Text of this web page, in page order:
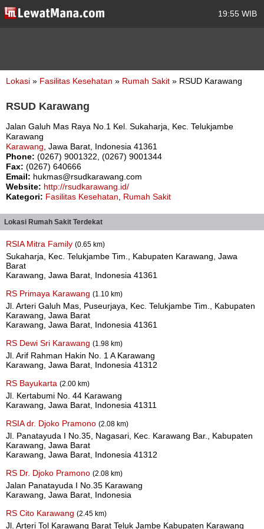
19:55 WIB
Lokasi » Fasilitas Kesehatan » Rumah Sakit » RSUD Karawang
RSUD Karawang
Jalan Galuh Mas Raya No.1 Kel. Sukaharja, Kec. Telukjambe
Karawang
Karawang , Jawa Barat, Indonesia 41361
Phone: (0267) 9001322, (0267) 9001344
Fax: (0267) 640666
Email: hukmas@rsudkarawang.com
Website: http://rsudkarawang.id/
Kategori: Fasilitas Kesehatan Rumah Sakit
Lokasi Rumah Sakit Terdekat
RSIA Mitra Family (0.65 km)
Sukaharja, Kec. Telukjambe Tim., Kabupaten Karawang, Jawa
Barat
Karawang, Jawa Barat, Indonesia 41361
RS Primaya Karawang (1.10 km)
Jl. Arteri Galuh Mas, Puseurjaya, Kec. Telukjambe Tim., Kabupaten
Karawang, Jawa Barat
Karawang, Jawa Barat, Indonesia 41361
RS Dewi Sri Karawang (1.98 km)
Jl. Arif Rahman Hakin No. 1 A Karawang
Karawang, Jawa Barat, Indonesia 41312
RS Bayukarta (2.00 km)
Jl. Kertabumi No. 44 Karawang
Karawang, Jawa Barat, Indonesia 41311
RSIA dr. Djoko Pramono (2.08 km)
Jl. Panatayuda I No.35, Nagasari, Kec. Karawang Bar., Kabupaten
Karawang, Jawa Barat
Karawang, Jawa Barat, Indonesia 41312
RS Dr. Djoko Pramono (2.08 km)
Jalan Panatayuda I No.35 Karawang
Karawang, Jawa Barat, Indonesia
RS Cito Karawang (2.45 km)
Jl. Arteri Tol Karawang Barat Teluk Jambe Kabupaten Karawang